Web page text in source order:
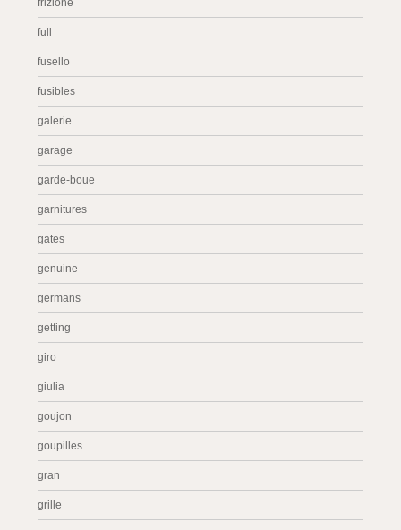
frizione
full
fusello
fusibles
galerie
garage
garde-boue
garnitures
gates
genuine
germans
getting
giro
giulia
goujon
goupilles
gran
grille